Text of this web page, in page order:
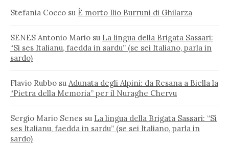
Stefania Cocco su È morto Ilio Burruni di Ghilarza
SENES Antonio Mario su La lingua della Brigata Sassari:
“Si ses Italianu, faedda in sardu” (se sei Italiano, parla in
sardo)
Flavio Rubbo su Adunata degli Alpini: da Resana a Biella la
“Pietra della Memoria” per il Nuraghe Chervu
Sergio Mario Senes su La lingua della Brigata Sassari: “Si
ses Italianu, faedda in sardu” (se sei Italiano, parla in
sardo)